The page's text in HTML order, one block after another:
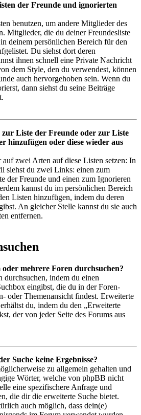
der Freunde und ignorierten
benutzen, um andere Mitglieder des
Mitglieder, die du deiner Freundesliste
deinem persönlichen Bereich für den
Du siehst dort deren
ihnen schnell eine Private Nachricht
dem Style, den du verwendest, können
auch hervorgehoben sein. Wenn du
dann siehst du seine Beiträge
Liste der Freunde oder zur Liste
hinzufügen oder diese wieder aus
zwei Arten auf diese Listen setzen: In
siehst du zwei Links: einen zum
der Freunde und einen zum Ignorieren
kannst du im persönlichen Bereich
Listen hinzufügen, indem du deren
An gleicher Stelle kannst du sie auch
entfernen.
mehrere Foren durchsuchen?
durchsuchen, indem du einen
eingibst, die du in der Foren-
oder Themenansicht findest. Erweiterte
du, indem du den „Erweiterte
der von jeder Seite des Forums aus
Suche keine Ergebnisse?
zu allgemein gehalten und
Wörter, welche von phpBB nicht
eine spezifischere Anfrage und
die dir die erweiterte Suche bietet.
auch möglich, dass dein(e)